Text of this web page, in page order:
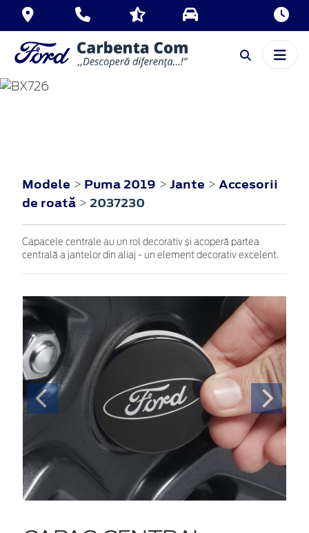
Modele > Puma 2019 > Jante > Accesorii
de roată > 2037230
Capacele centrale au un rol decorativ și acoperă partea
centrală a jantelor din aliaj - un element decorativ excelent.